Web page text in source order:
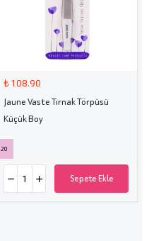
₺ 108.90
Jaune Vaste Tırnak Törpüsü
Küçük Boy
20
Sepete Ekle